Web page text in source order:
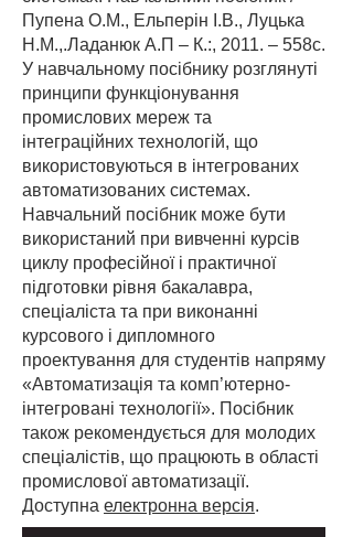
Пупена О.М., Ельперін І.В., Луцька
Н.М.,.Ладанюк А.П – К.:, 2011. – 558с.
У навчальному посібнику розглянуті
принципи функціонування
промислових мереж та
інтеграційних технологій, що
використовуються в інтегрованих
автоматизованих системах.
Навчальний посібник може бути
використаний при вивченні курсів
циклу професійної і практичної
підготовки рівня бакалавра,
спеціаліста та при виконанні
курсового і дипломного
проектування для студентів напряму
«Автоматизація та комп’ютерно-
інтегровані технології». Посібник
також рекомендується для молодих
спеціалістів, що працюють в області
промислової автоматизації.
Доступна електронна версія.